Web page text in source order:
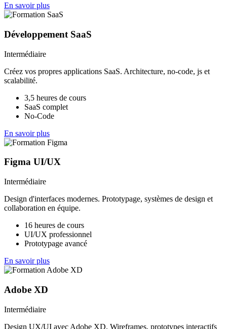
En savoir plus
Développement SaaS
Intermédiaire
Créez vos propres applications SaaS. Architecture, no-code, js et
scalabilité.
3,5 heures de cours
SaaS complet
No-Code
En savoir plus
Figma UI/UX
Intermédiaire
Design d'interfaces modernes. Prototypage, systèmes de design et
collaboration en équipe.
16 heures de cours
UI/UX professionnel
Prototypage avancé
En savoir plus
Adobe XD
Intermédiaire
Design UX/UI avec Adobe XD. Wireframes, prototypes interactifs